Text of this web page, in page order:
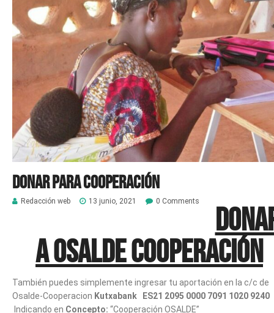
Donar para Cooperación
Redacción web 13 junio, 2021 0 Comments
A OSALDE COOPERACIÓN
También puedes simplemente ingresar tu aportación en la c/c de
Osalde-Cooperacion Kutxabank
ES21 2095 0000 7091 1020 9240
Indicando en Concepto: “Cooperación OSALDE”